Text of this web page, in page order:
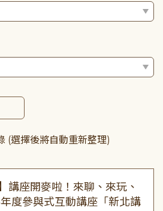
(選擇後將自動重新整理)
講座開麥啦！來聊、來玩、
年度參與式互動講座「新北講